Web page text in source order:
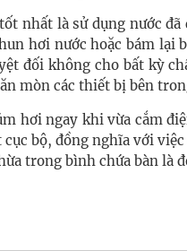
nhất là sử dụng nước
hơi nước hoặc bám lại
đối không cho bất kỳ
mòn các thiết bị bên
hơi ngay khi vừa cắm
bộ, đồng nghĩa với
trong bình chứa bàn là